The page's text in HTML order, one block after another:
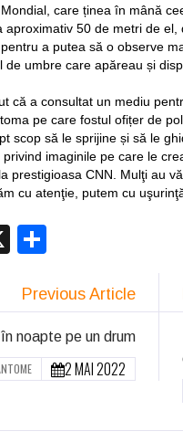
care ținea în mână
aproximativ 50 de metri de
a putea să o observe
umbre care apăreau și
că a consultat un mediu
pe care fostul ofițer de
scop să le sprijine și să le
imaginile pe care le
prestigioasa CNN. Mulţi au
cu atenţie, putem cu
X
Previous Article
noapte pe un drum
2 MAI 2022